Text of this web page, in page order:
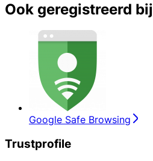
Ook geregistreerd bij
Google Safe Browsing
Trustprofile